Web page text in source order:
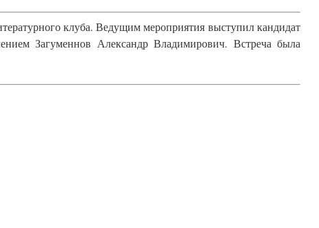
клуба. Ведущим мероприятия выступил кандидат
Загуменнов Александр Владимирович. Встреча была